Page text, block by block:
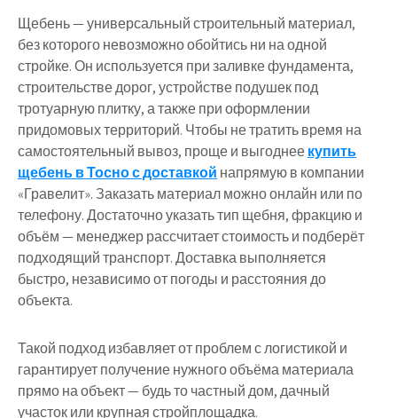
Щебень — универсальный строительный материал,
без которого невозможно обойтись ни на одной
стройке. Он используется при заливке фундамента,
строительстве дорог, устройстве подушек под
тротуарную плитку, а также при оформлении
придомовых территорий. Чтобы не тратить время на
самостоятельный вывоз, проще и выгоднеекупить
щебень в Тосно с доставкой напрямую в компании
«Гравелит». Заказать материал можно онлайн или по
телефону. Достаточно указать тип щебня, фракцию и
объём — менеджер рассчитает стоимость и подберёт
подходящий транспорт. Доставка выполняется
быстро, независимо от погоды и расстояния до
объекта.
Такой подход избавляет от проблем с логистикой и
гарантирует получение нужного объёма материала
прямо на объект — будь то частный дом, дачный
участок или крупная стройплощадка.